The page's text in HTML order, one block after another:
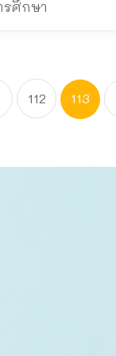
ศึกษา
112 113